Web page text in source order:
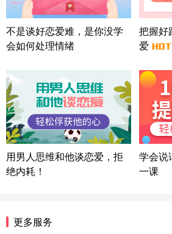
上海-浦东 177****9074
微信用户 Liberty 通过此
方案
广东-广州 188****5632
湖北-武汉 135****7410
微信用户 困困魚? 通过此
方案
陕西-西安 139****6283
情感方案
浙江-宁波 150****8921
不是谈好恋爱难，是你没学
会如何处理情绪
把握好
爱
用男人思维和他谈恋爱，拒
绝内耗！
学会说
一课
更多服务